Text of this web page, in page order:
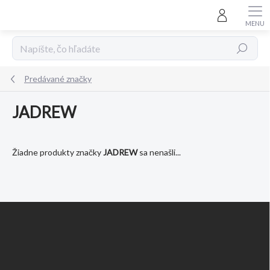
Hľadať
Predávané značky
JADREW
Žiadne produkty značkyJADREWsa nenašli...